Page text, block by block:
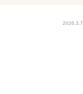
2026.3.7